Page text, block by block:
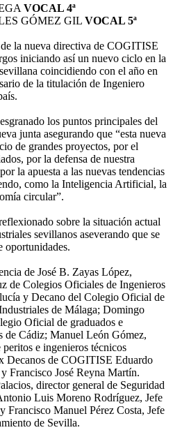
VOCAL 4ª
GÓMEZ GIL VOCAL 5ª
la nueva directiva de COGITISE
iniciando así un nuevo ciclo en la
coincidiendo con el año en
de la titulación de Ingeniero
los puntos principales del
junta asegurando que “esta nueva
de grandes proyectos, por el
por la defensa de nuestra
la apuesta a las nuevas tendencias
como la Inteligencia Artificial, la
circular”.
sobre la situación actual
sevillanos aseverando que se
oportunidades.
de José B. Zayas López,
de Colegios Oficiales de Ingenieros
y Decano del Colegio Oficial de
de Málaga; Domingo
Oficial de graduados e
de Cádiz; Manuel León Gómez,
e ingenieros técnicos
Decanos de COGITISE Eduardo
Francisco José Reyna Martín.
director general de Seguridad
Luis Moreno Rodríguez, Jefe
Francisco Manuel Pérez Costa, Jefe
de Sevilla.